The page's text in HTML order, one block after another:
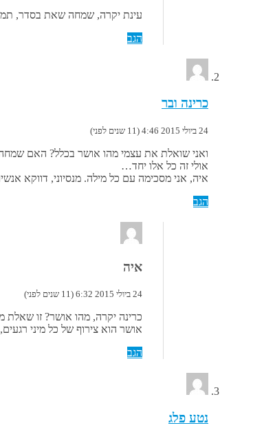
עינת יקרה, שמחה שאת בסדר,
הגב
כרינה ובר
24 ביולי 2015 4:46 (11 שנים לפני)
ואני שואלת את עצמי מהו אושר בכלל? האם
אולי זה כל אלו יחד…
איה, אני מסכימה עם כל מילה. מנסיוני, דווקא
הגב
איה
24 ביולי 2015 6:32 (11 שנים לפני)
כרינה יקרה, מהו אושר? זו שאלת
אושר הוא צירוף של כל מיני
הגב
נטע פלג